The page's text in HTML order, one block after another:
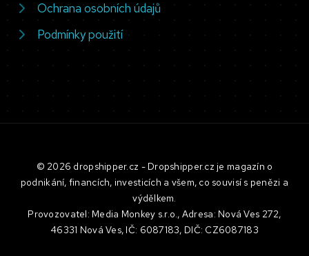
Ochrana osobních údajů
Podmínky použití
© 2026 dropshipper.cz - Dropshipper.cz je magazín o
podnikání, financích, investicích a všem, co souvisí s penězi a
výdělkem.
Provozovatel: Media Monkey s.r.o., Adresa: Nová Ves 272,
46331 Nová Ves, IČ: 6087183, DIČ: CZ6087183